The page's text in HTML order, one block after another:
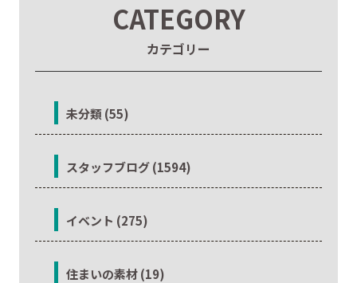
CATEGORY
カテゴリー
未分類 (55)
スタッフブログ (1594)
イベント (275)
住まいの素材 (19)